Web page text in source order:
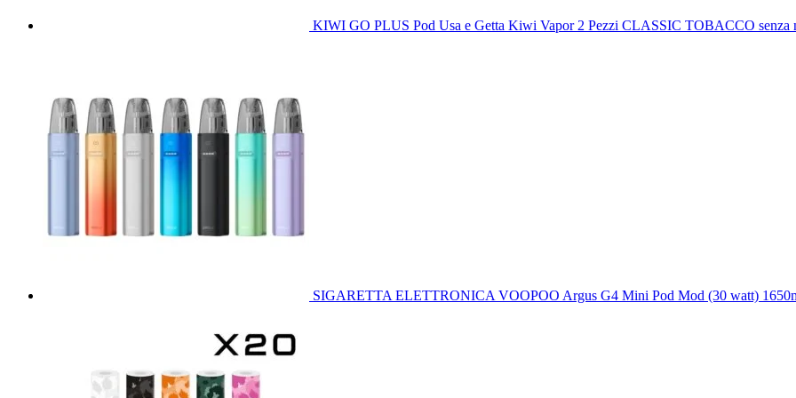
KIWI GO PLUS Pod Usa e Getta Kiwi Vapor 2 Pezzi CLASSIC TOBACCO senza
SIGARETTA ELETTRONICA VOOPOO Argus G4 Mini Pod Mod (30 watt)